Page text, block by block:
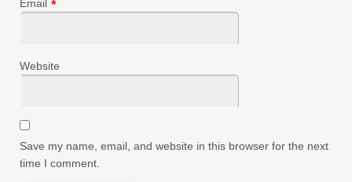
Email *
Website
Save my name, email, and website in this browser for the next
time I comment.